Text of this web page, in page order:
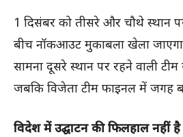
1 दिसंबर को तीसरे और चौथे स्थान
बीच नॉकआउट मुकाबला खेला
सामना दूसरे स्थान पर रहने वाली
जबकि विजेता टीम फाइनल में जगह
विदेश में उद्घाटन की फिलहाल नहीं